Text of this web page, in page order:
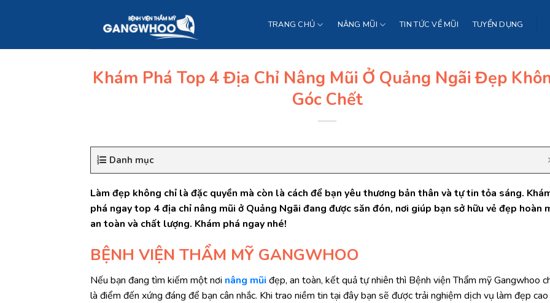
TRANG CHỦ NÂNG MŨI TIN TỨC VỀ MŨI TUYỂN DỤNG
Khám Phá Top 4 Địa Chỉ Nâng Mũi Ở Quảng Ngãi Đẹp
Góc Chết
Danh mục
Làm đẹp không chỉ là đặc quyền mà còn là cách để bạn yêu thương bản thân và tự tin tỏa sáng.
phá ngay top 4 địa chỉ nâng mũi ở Quảng Ngãi đang được săn đón, nơi giúp bạn sở hữu vẻ đẹp hoàn
an toàn và chất lượng. Khám phá ngay nhé!
BỆNH VIỆN THẨM MỸ GANGWHOO
Nếu bạn đang tìm kiếm một nơi nâng mũi đẹp, an toàn, kết quả tự nhiên thì Bệnh viện Thẩm mỹ Gangwhoo
là điểm đến xứng đáng để bạn cân nhắc. Khi trao niềm tin tại đây bạn sẽ được trải nghiệm dịch vụ làm đẹp cao